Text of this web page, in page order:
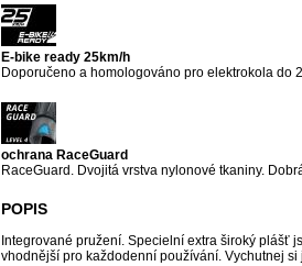
E-bike ready 25km/h
Doporučeno a homologováno pro elektrokola do
ochrana RaceGuard
RaceGuard. Dvojitá vrstva nylonové tkaniny.
POPIS
Integrované pružení. Specielní extra široký plášť
vhodnější pro každodenní používání. Vychutnej